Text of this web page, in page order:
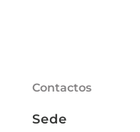
Contactos
Sede